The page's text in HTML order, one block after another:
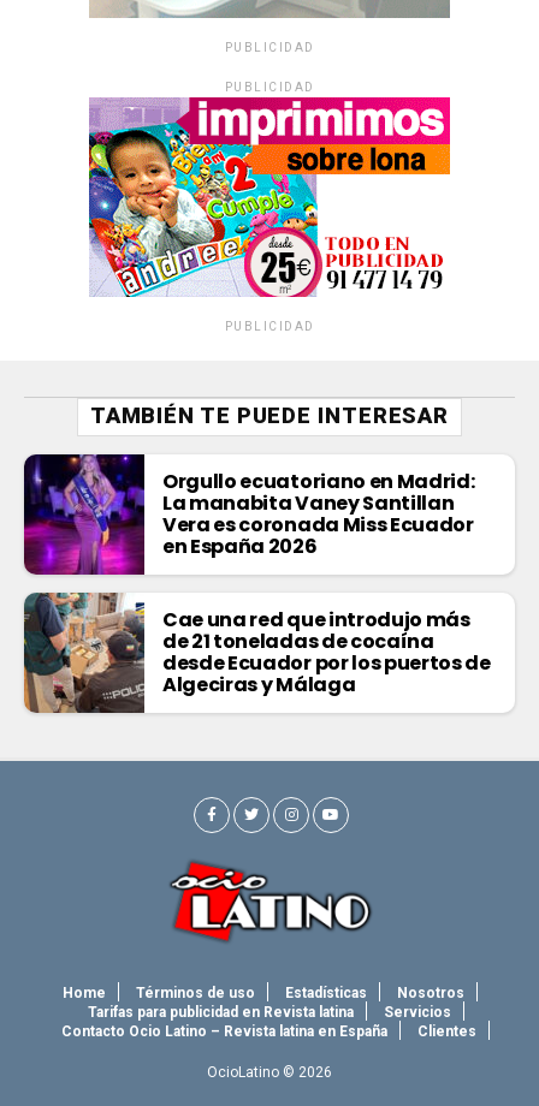
PUBLICIDAD
PUBLICIDAD
PUBLICIDAD
TAMBIÉN TE PUEDE INTERESAR
Orgullo ecuatoriano en Madrid:
La manabita Vaney Santillan
Vera es coronada Miss Ecuador
en España 2026
Cae una red que introdujo más
de 21 toneladas de cocaína
desde Ecuador por los puertos de
Algeciras y Málaga
Home Términos de uso Estadísticas
Nosotros
Tarifas para publicidad en Revista latina
Servicios
Contacto Ocio Latino – Revista latina en España
Clientes
OcioLatino © 2026